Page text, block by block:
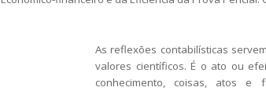
As reflexões contabilísticas
valores científicos. É o ato ou
conhecimento, coisas, atos e